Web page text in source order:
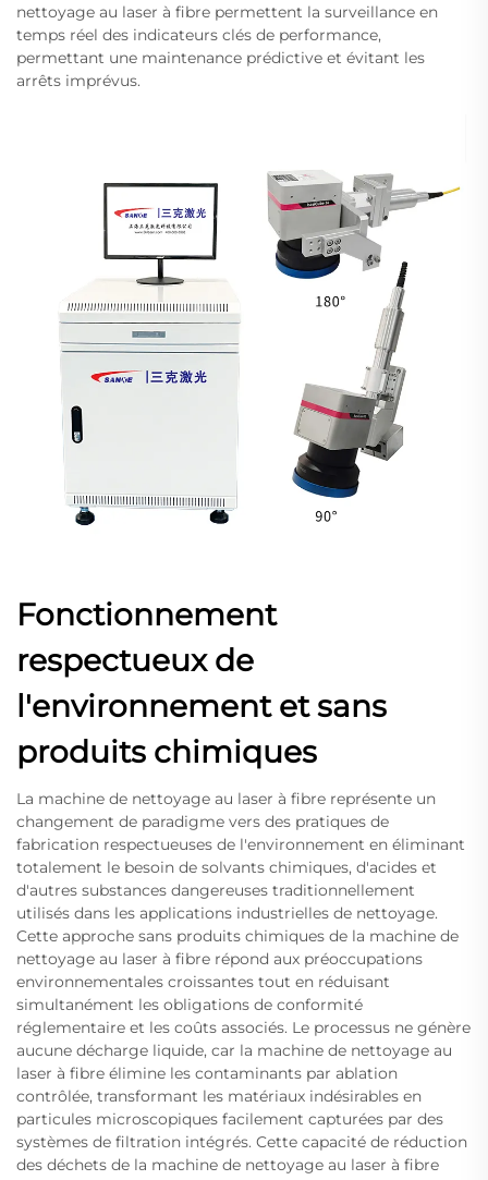
nettoyage au laser à fibre permettent la surveillance en
temps réel des indicateurs clés de performance,
permettant une maintenance prédictive et évitant les
arrêts imprévus.
Fonctionnement
respectueux de
l'environnement et sans
produits chimiques
La machine de nettoyage au laser à fibre représente un
changement de paradigme vers des pratiques de
fabrication respectueuses de l'environnement en éliminant
totalement le besoin de solvants chimiques, d'acides et
d'autres substances dangereuses traditionnellement
utilisés dans les applications industrielles de nettoyage.
Cette approche sans produits chimiques de la machine de
nettoyage au laser à fibre répond aux préoccupations
environnementales croissantes tout en réduisant
simultanément les obligations de conformité
réglementaire et les coûts associés. Le processus ne génère
aucune décharge liquide, car la machine de nettoyage au
laser à fibre élimine les contaminants par ablation
contrôlée, transformant les matériaux indésirables en
particules microscopiques facilement capturées par des
systèmes de filtration intégrés. Cette capacité de réduction
des déchets de la machine de nettoyage au laser à fibre